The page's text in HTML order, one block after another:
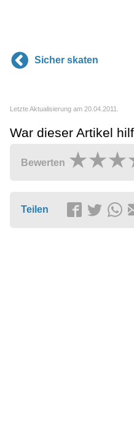
Sicher skaten
Letzte Aktualisierung am 20.04.2011.
War dieser Artikel
Bewerten
Teilen